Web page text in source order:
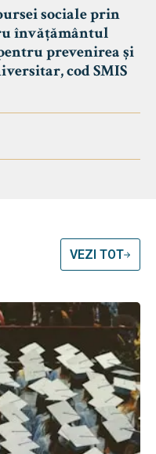
sociale prin
învățământul
prevenirea și
cod SMIS
VEZI TOT